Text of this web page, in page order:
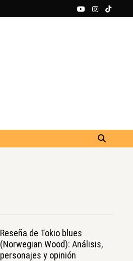
Reseña de Tokio blues
(Norwegian Wood): Análisis,
personajes y opinión